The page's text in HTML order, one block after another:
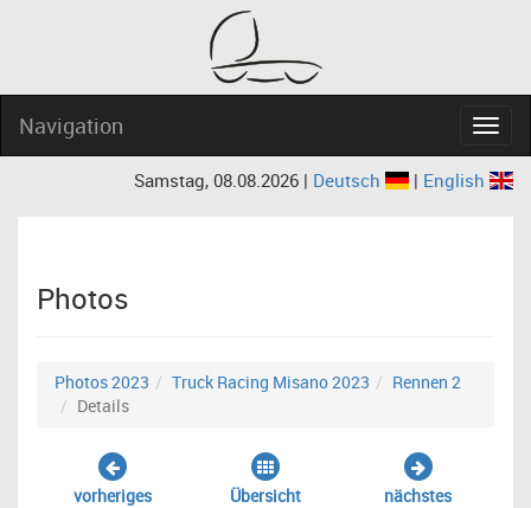
Navigation
Samstag, 08.08.2026 | Deutsch | English
Photos
Photos 2023 Truck Racing Misano 2023
Rennen 2
Details
vorheriges Übersicht nächstes